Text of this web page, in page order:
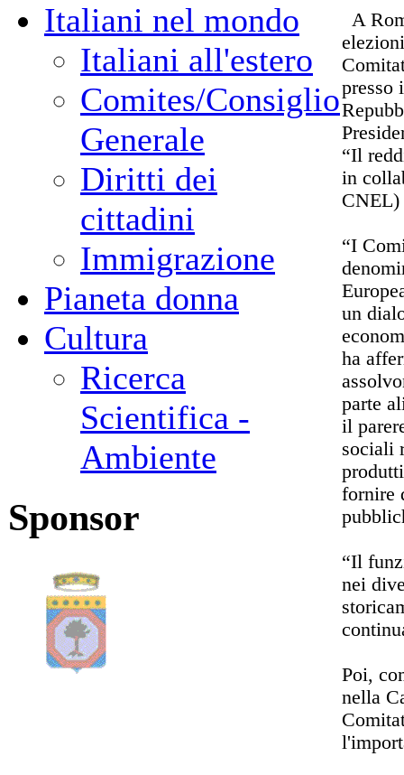
Italiani nel mondo
Italiani all'estero
Comites/Consiglio
Generale
Diritti dei
cittadini
Immigrazione
Pianeta donna
Cultura
Ricerca
Scientifica -
Ambiente
Sponsor
A
presso
“Il
in
CNEL)
“I
un
ha
parte
il
sociali
fornire
“Il
nei
Poi,
nella